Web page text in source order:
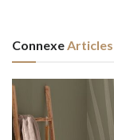
Connexe Articles